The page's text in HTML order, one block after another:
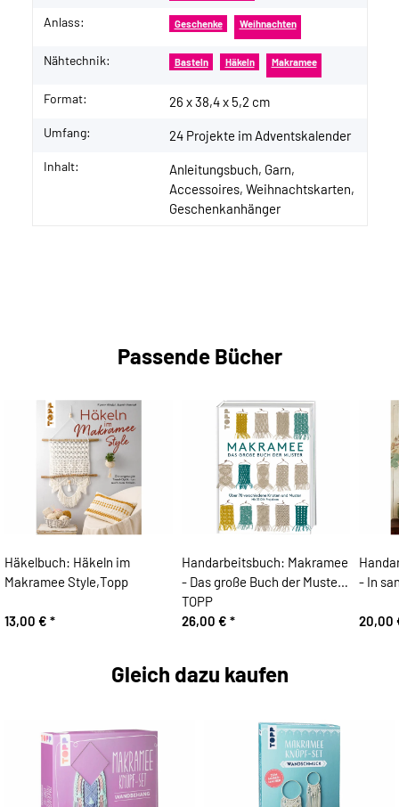
Anlass: Geschenke Weihnachten
Nähtechnik: Basteln Häkeln Makramee
Format: 26 x 38,4 x 5,2 cm
Umfang: 24 Projekte im Adventskalender
Inhalt:
Anleitungsbuch, Garn,
Accessoires, Weihnachtskarten,
Geschenkanhänger
Passende Bücher
Häkelbuch: Häkeln im
Makramee Style,Topp
13,00 € *
Handarbeitsbuch: Makramee
- Das große Buch der Muster,
TOPP
26,00 € *
- In
20,00
Gleich dazu kaufen